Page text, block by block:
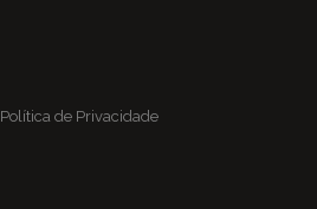
Política de Privacidade